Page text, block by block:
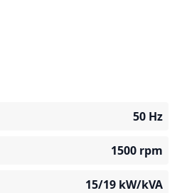
50 Hz
1500 rpm
15/19 kW/kVA